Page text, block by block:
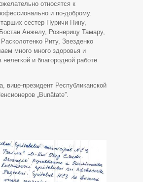
относятся к
и по-доброму.
сестер Пуричи Нину,
Анжелу, Рознерицу Тамару,
Риту, Звезденко
много много здоровья и
нелегкой и благородной работе
вице-президент Республиканской
„Bunătate”.